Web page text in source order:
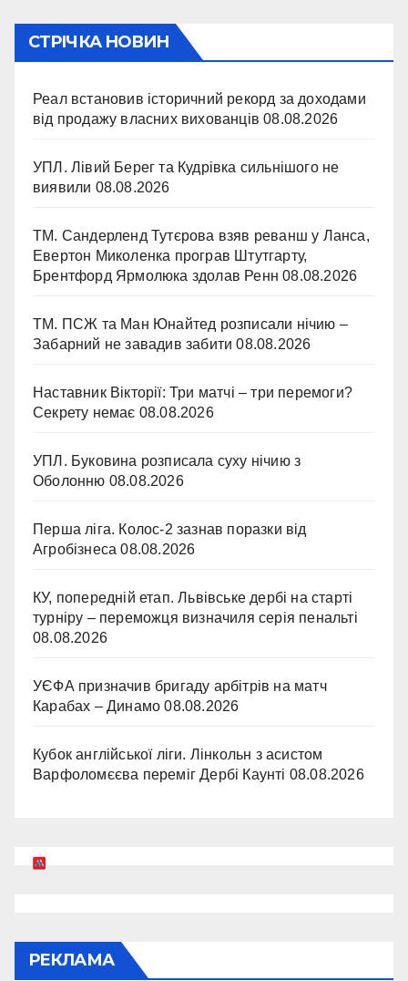
СТРІЧКА НОВИН
Реал встановив історичний рекорд за доходами
від продажу власних вихованців 08.08.2026
УПЛ. Лівий Берег та Кудрівка сильнішого не
виявили 08.08.2026
ТМ. Сандерленд Тутєрова взяв реванш у Ланса,
Евертон Миколенка програв Штутгарту,
Брентфорд Ярмолюка здолав Ренн 08.08.2026
ТМ. ПСЖ та Ман Юнайтед розписали нічию –
Забарний не завадив забити 08.08.2026
Наставник Вікторії: Три матчі – три перемоги?
Секрету немає 08.08.2026
УПЛ. Буковина розписала суху нічию з
Оболонню 08.08.2026
Перша ліга. Колос-2 зазнав поразки від
Агробізнеса 08.08.2026
КУ, попередній етап. Львівське дербі на старті
турніру – переможця визначиля серія пенальті
08.08.2026
УЄФА призначив бригаду арбітрів на матч
Карабах – Динамо 08.08.2026
Кубок англійської ліги. Лінкольн з асистом
Варфоломєєва переміг Дербі Каунті 08.08.2026
РЕКЛАМА